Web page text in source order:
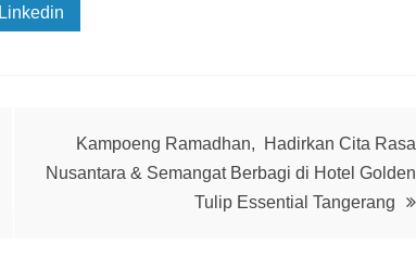
Linkedin
Kampoeng Ramadhan, Hadirkan Cita Rasa
Nusantara & Semangat Berbagi di Hotel Golden
Tulip Essential Tangerang